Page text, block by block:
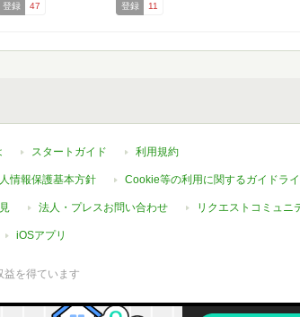
登録 47 登録 11
スタートガイド 利用規約
情報保護基本方針 Cookie等の利用に関するガイドラ
法人・プレスお問い合わせ リクエストコミュニ
iOSアプリ
を得ています